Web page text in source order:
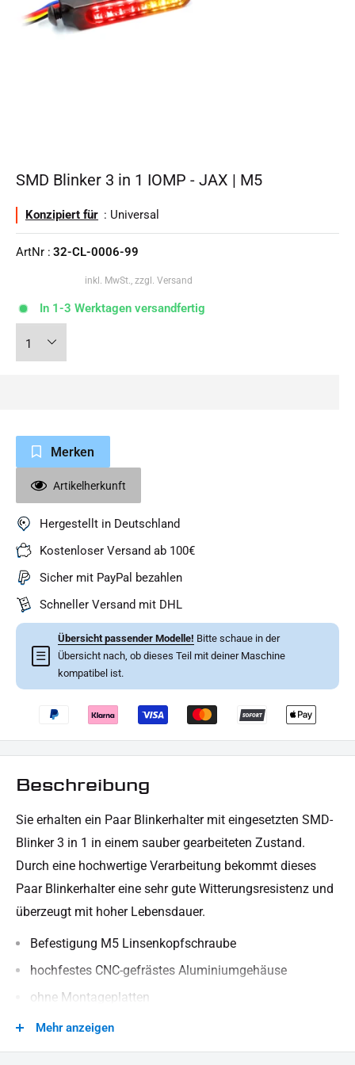
SMD Blinker 3 in 1 IOMP - JAX | M5
Konzipiert für : Universal
ArtNr : 32-CL-0006-99
inkl. MwSt., zzgl. Versand
In 1-3 Werktagen versandfertig
Merken
Artikelherkunft
Hergestellt in Deutschland
Kostenloser Versand ab 100€
Sicher mit PayPal bezahlen
Schneller Versand mit DHL
☰
Übersicht passender Modelle! Bitte schaue in der
Übersicht nach, ob dieses Teil mit deiner Maschine
kompatibel ist.
Beschreibung
Sie erhalten ein Paar Blinkerhalter mit eingesetzten SMD-
Blinker 3 in 1 in einem sauber gearbeiteten Zustand.
Durch eine hochwertige Verarbeitung bekommt dieses
Paar Blinkerhalter eine sehr gute Witterungsresistenz und
überzeugt mit hoher Lebensdauer.
Befestigung M5 Linsenkopfschraube
hochfestes CNC-gefrästes Aluminiumgehäuse
ohne Montageplatten
Kabellänge ca. 200 mm
SMD-Blinker 3 in 1Einsatz mit E-Prüfzeichen
Mehr anzeigen